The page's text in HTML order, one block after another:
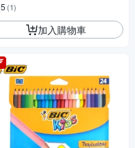
5 (1)
加入購物車